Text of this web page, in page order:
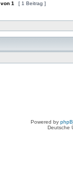
von 1 [ 1 Beitrag ]
Powered by
Deutsche